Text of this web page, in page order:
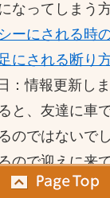
なってしまう
ーにされる時
にされる断り
：情報更新し
と、友達に車
のではないで
ので迎えに来